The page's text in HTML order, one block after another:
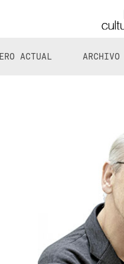
ACTUAL ARCHIVO